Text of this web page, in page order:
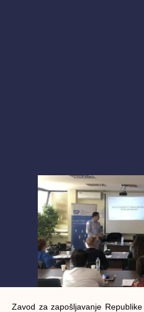
Zavod za zapošljavanje